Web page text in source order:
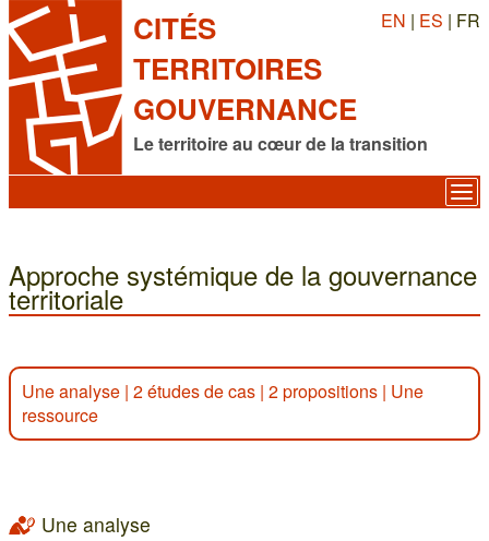
CITÉS
TERRITOIRES
GOUVERNANCE
Le territoire au cœur de la transition
EN | ES | FR
Approche systémique de la gouvernance
territoriale
Une analyse | 2 études de cas | 2 propositions | Une
ressource
Une analyse